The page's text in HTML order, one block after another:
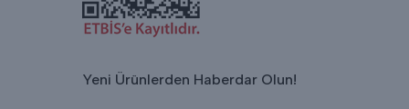
Yeni Ürünlerden Haberdar Olun!